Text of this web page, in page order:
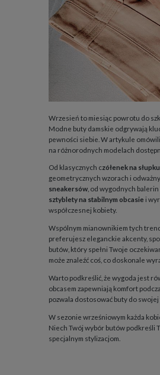
Wrzesień to miesiąc powrotu do
Modne buty damskie odgrywają
pewności siebie. W artykule
na różnorodnych modelach
Od klasycznych czółenek na słupku
geometrycznych wzorach i
sneakersów , od wygodnych
sztyblety na stabilnym obcasie i
współczesnej kobiety.
Wspólnym mianownikiem tych
preferujesz eleganckie akcenty,
butów, który spełni Twoje
może znaleźć coś, co doskonale
Warto podkreślić, że wygoda jest
obcasem zapewniają komfort
pozwala dostosować buty do swojej
W sezonie wrześniowym każda
Niech Twój wybór butów podkreśli
specjalnym stylizacjom.